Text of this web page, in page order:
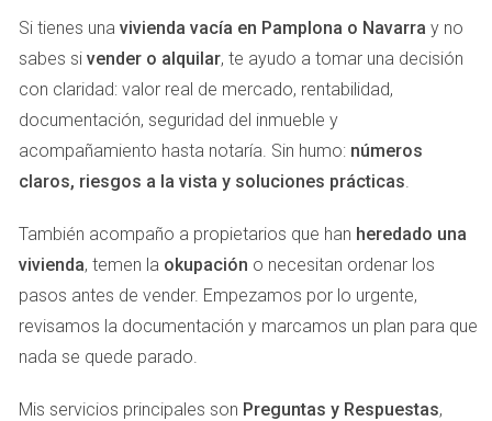
deseas vender por 250,000 euros. Este es un área muy
demandada, lo que podría jugar a tu favor. Sin embargo,
hay varios costos que debes considerar:
% del precio de venta.
Impuesto sobre la renta de las personas físicas
Gastos notariales y registrales.
Supongamos que tu comisión es de 7.500 euros (3% de
250,000 euros). Si además consideras otros gastos como
3,000 euros en impuestos y 1,500 euros en gastos
notariales, tu cálculo sería:
Si tienes una vivienda vacía en Pamplona o Navarra y no
sabes si vender o alquilar, te ayudo a tomar una decisión
con claridad: valor real de mercado, rentabilidad,
documentación, seguridad del inmueble y
acompañamiento hasta notaría. Sin humo: números
claros, riesgos a la vista y soluciones prácticas.
También acompaño a propietarios que han heredado una
vivienda, temen la okupación o necesitan ordenar los
pasos antes de vender. Empezamos por lo urgente,
revisamos la documentación y marcamos un plan para que
nada se quede parado.
Mis servicios principales son Preguntas y Respuestas,